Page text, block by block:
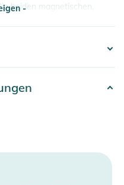
beiden magnetischen,
sichern und
profilierte
50 mm breite Band mit
-